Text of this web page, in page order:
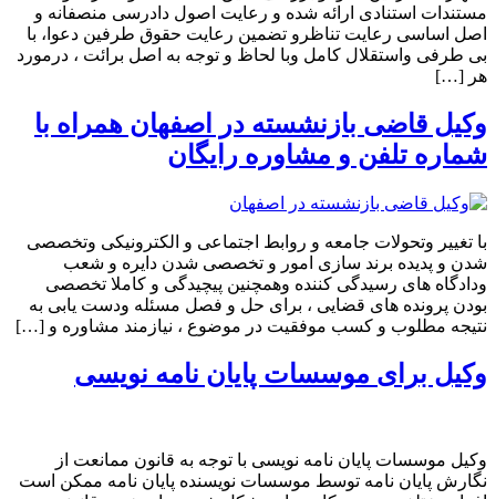
مستندات استنادی ارائه شده و رعایت اصول دادرسی منصفانه و
اصل اساسی رعایت تناظرو تضمین رعایت حقوق طرفین دعوا، با
بی طرفی واستقلال کامل وبا لحاظ و توجه به اصل برائت ، درمورد
هر […]
وکیل قاضی بازنشسته در اصفهان همراه با
شماره تلفن و مشاوره رایگان
با تغییر وتحولات جامعه و روابط اجتماعی و الکترونیکی وتخصصی
شدن و پدیده برند سازی امور و تخصصی شدن دایره و شعب
ودادگاه های رسیدگی کننده وهمچنین پیچیدگی و کاملا تخصصی
بودن پرونده های قضایی ، برای حل و فصل مسئله ودست یابی به
نتیجه مطلوب و کسب موفقیت در موضوع ، نیازمند مشاوره و […]
وکیل برای موسسات پایان نامه نویسی
وکیل موسسات پایان نامه نویسی با توجه به قانون ممانعت از
نگارش پایان نامه توسط موسسات نویسنده پایان نامه ممکن است